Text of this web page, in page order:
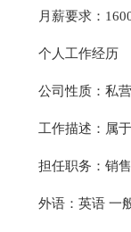
月薪要求：
个人工作经历
公司性质：私
工作描述：属
担任职务：销
外语：英语 一